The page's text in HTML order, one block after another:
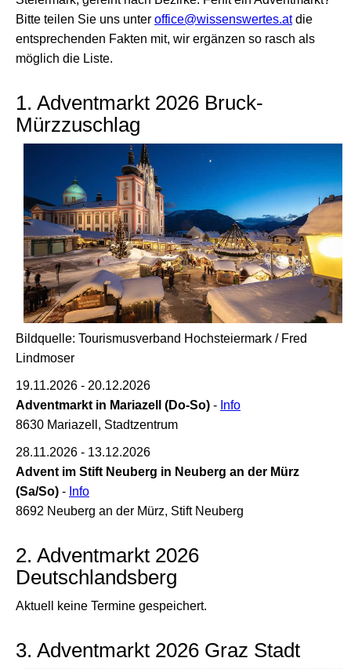
Bitte teilen Sie uns unter office@wissenswertes.atdie
entsprechenden Fakten mit, wir ergänzen so rasch als
möglich die Liste.
1. Adventmarkt 2026 Bruck-
Mürzzuschlag
Bildquelle: Tourismusverband Hochsteiermark / Fred
Lindmoser
19.11.2026 - 20.12.2026
Adventmarkt in Mariazell (Do-So) - Info
8630 Mariazell, Stadtzentrum
28.11.2026 - 13.12.2026
Advent im Stift Neuberg in Neuberg an der Mürz
(Sa/So) - Info
8692 Neuberg an der Mürz, Stift Neuberg
2. Adventmarkt 2026
Deutschlandsberg
Aktuell keine Termine gespeichert.
3. Adventmarkt 2026 Graz Stadt